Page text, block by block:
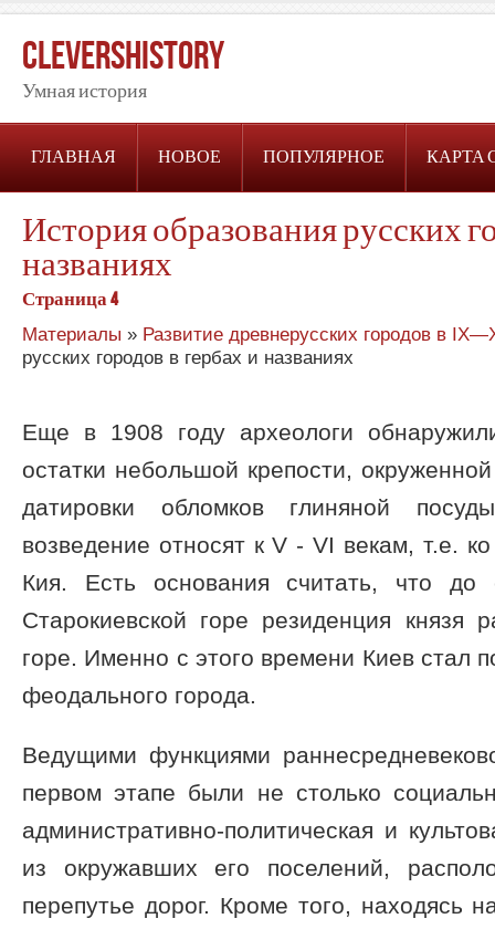
CleversHistory
Умная история
ГЛАВНАЯ НОВОЕ ПОПУЛЯРНОЕ КАРТА
История образования русских
названиях
Страница 4
Материалы » Развитие древнерусских городов в
русских городов в гербах и названиях
Еще в 1908 году археологи
остатки небольшой крепости,
датировки обломков глиняной
возведение относят к V - VI векам, т.е.
Кия. Есть основания считать, что до
Старокиевской горе резиденция князя
горе. Именно с этого времени Киев стал
феодального города.
Ведущими функциями
первом этапе были не столько
административно-политическая и
из окружавших его поселений,
перепутье дорог. Кроме того, находясь